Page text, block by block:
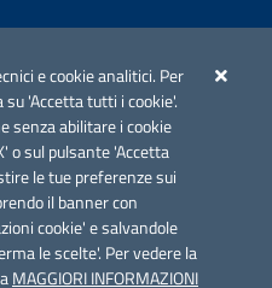
e cookie analitici. Per
'Accetta tutti i cookie'.
senza abilitare i cookie
o sul pulsante 'Accetta
le tue preferenze sui
il banner con
cookie' e salvandole
le scelte'. Per vedere la
MAGGIORI INFORMAZIONI